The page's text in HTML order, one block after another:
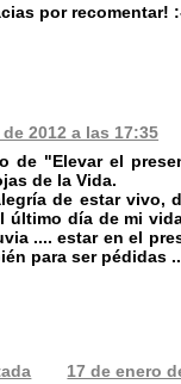
por recomentar!
2012 a las 17:35
de "Elevar el
de la Vida.
de estar vivo,
último día de mi
.... estar en el
para ser pédidas
17 de enero